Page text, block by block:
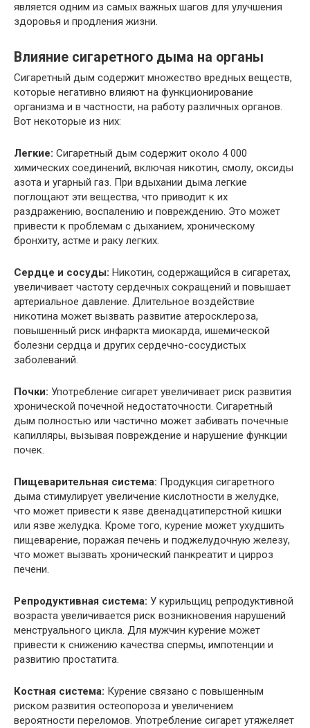
является одним из самых важных шагов для улучшения
здоровья и продления жизни.
Влияние сигаретного дыма на органы
Сигаретный дым содержит множество вредных веществ,
которые негативно влияют на функционирование
организма и в частности, на работу различных органов.
Вот некоторые из них:
Легкие: Сигаретный дым содержит около 4 000
химических соединений, включая никотин, смолу, оксиды
азота и угарный газ. При вдыхании дыма легкие
поглощают эти вещества, что приводит к их
раздражению, воспалению и повреждению. Это может
привести к проблемам с дыханием, хроническому
бронхиту, астме и раку легких.
Сердце и сосуды: Никотин, содержащийся в сигаретах,
увеличивает частоту сердечных сокращений и повышает
артериальное давление. Длительное воздействие
никотина может вызвать развитие атеросклероза,
повышенный риск инфаркта миокарда, ишемической
болезни сердца и других сердечно-сосудистых
заболеваний.
Почки: Употребление сигарет увеличивает риск развития
хронической почечной недостаточности. Сигаретный
дым полностью или частично может забивать почечные
капилляры, вызывая повреждение и нарушение функции
почек.
Пищеварительная система: Продукция сигаретного
дыма стимулирует увеличение кислотности в желудке,
что может привести к язве двенадцатиперстной кишки
или язве желудка. Кроме того, курение может ухудшить
пищеварение, поражая печень и поджелудочную железу,
что может вызвать хронический панкреатит и цирроз
печени.
Репродуктивная система: У курильщиц репродуктивной
возраста увеличивается риск возникновения нарушений
менструального цикла. Для мужчин курение может
привести к снижению качества спермы, импотенции и
развитию простатита.
Костная система: Курение связано с повышенным
риском развития остеопороза и увеличением
вероятности переломов. Употребление сигарет утяжеляет